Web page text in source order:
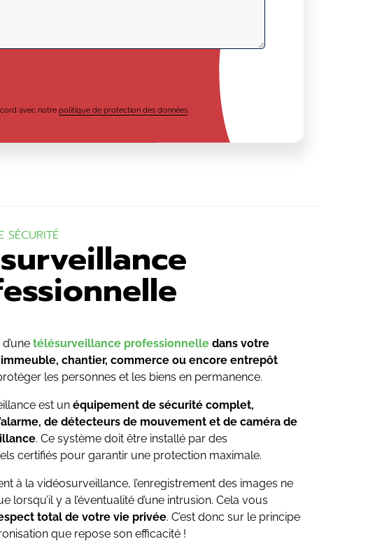
avec notre politique de protection des données.
SÉCURITÉ
télésurveillance professionnelle dans votre
chantier, commerce ou encore entrepôt
les personnes et les biens en permanence.
est unéquipement de sécurité complet,
de détecteurs de mouvement et de caméra de
. Ce système doit être installé par des
certifiés pour garantir une protection maximale.
à la vidéosurveillance, l’enregistrement des images ne
lorsqu’il y a l’éventualité d’une intrusion. Cela vous
total de votre vie privée. C’est donc sur le principe
que repose son efficacité !